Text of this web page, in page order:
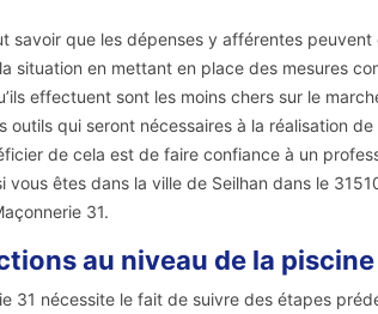
savoir que les dépenses y afférentes peuvent
situation en mettant en place des mesures
effectuent sont les moins chers sur le
outils qui seront nécessaires à la réalisation
de cela est de faire confiance à un
êtes dans la ville de Seilhan dans le
31.
au niveau de la piscine
31 nécessite le fait de suivre des étapes